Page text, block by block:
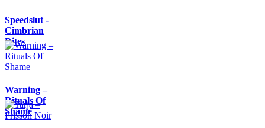
Speedslut -
Cimbrian
Rites
Warning –
Rituals Of
Shame